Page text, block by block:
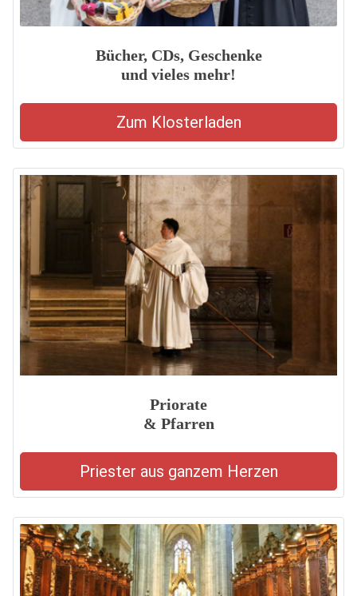
Bücher, CDs, Geschenke
und vieles mehr!
Zum Klosterladen
Priorate
& Pfarren
Priester aus ganzem Herzen